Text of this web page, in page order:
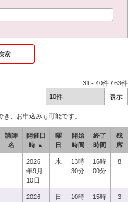
31 -40件 /63件
、お申込みも可能です。
講師
名
開催日
時 ▲
曜
日
開始
時間
終了
時間
残
席
2026
年9月
10日
木
13時
30分
16時
00分
8
2026
日
10時
15時
3